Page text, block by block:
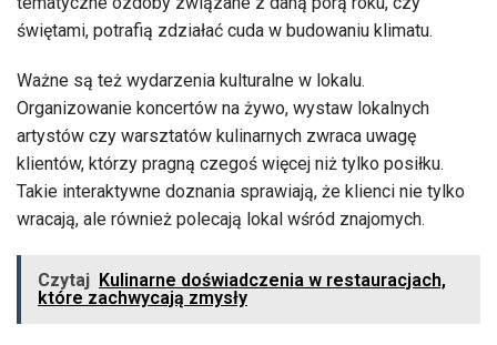
świętami, potrafią zdziałać cuda w budowaniu klimatu.
Ważne są też wydarzenia kulturalne w lokalu.
Organizowanie koncertów na żywo, wystaw lokalnych
artystów czy warsztatów kulinarnych zwraca uwagę
klientów, którzy pragną czegoś więcej niż tylko posiłku.
Takie interaktywne doznania sprawiają, że klienci nie tylko
wracają, ale również polecają lokal wśród znajomych.
Czytaj Kulinarne doświadczenia w restauracjach,
które zachwycają zmysły